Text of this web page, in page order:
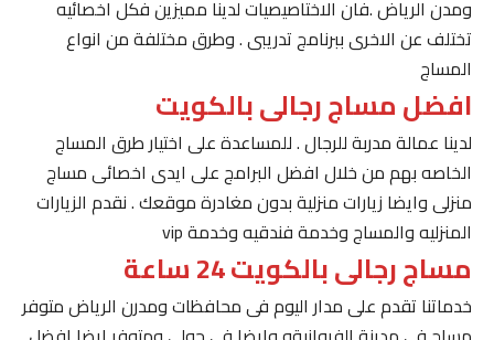
ومدن الرياض .فان الاختاصيصيات لدينا مميزين فكل اخصائيه
تختلف عن الاخرى ببرنامج تدريبى . وطرق مختلفة من انواع
المساج
افضل مساج رجالى بالكويت
لدينا عمالة مدربة للرجال . للمساعدة على اختيار طرق المساج
الخاصه بهم من خلال افضل البرامج على ايدى اخصائى مساج
منزلى وايضا زيارات منزلية بدون مغادرة موقعك . نقدم الزيارات
المنزليه والمساج وخدمة فندقيه وخدمة vip
مساج رجالى بالكويت 24 ساعة
خدماتنا تقدم على مدار اليوم فى محافظات ومدرن الرياض متوفر